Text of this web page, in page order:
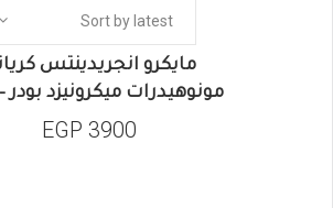
Sort by latest
مايكرو انجريدينتس
مونوهيدرات ميكرونيزد بودر – 1 كيلو
EGP 3900